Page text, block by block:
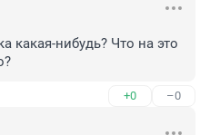
какая-нибудь? Что на это
+0 –0